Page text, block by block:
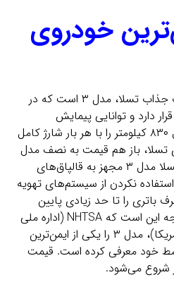
خودروی
مورد بعدی از نسل محصولات جذاب تسلا، مدل ۳ است که در
دارد و توانایی پیمایش
مسافت‌های طولانی‌تر معادل ۸۳۰ کیلومتر را با هر بار شارژ کامل
تسلا، باز هم قیمت به نصف مدل
قبلی یعنی مدل S می‌رسد! تسلا مدل ۳ مجهز به قالپاق‌های
نکردن از سیستم‌های تهویه
را تا حد زیادی پایین
می‌آورد. نکته مهم و قابل توجه این است که NHTSA (اداره‌ ملی
ایمنی و ترافیک بزرگراه‌های آمریکا)، مدل ۳ را یکی از ایمن‌ترین
خود معرفی کرده است. قیمت